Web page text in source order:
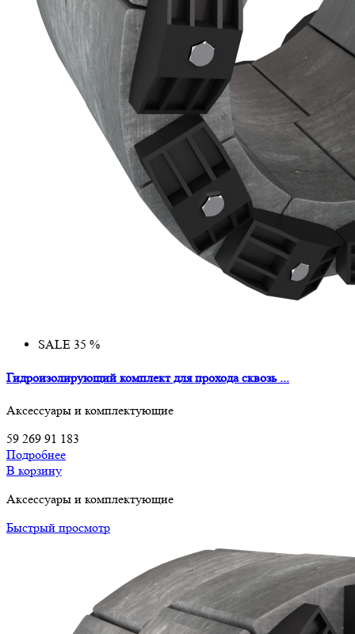
SALE 35 %
Гидроизолирующий комплект для прохода сквозь ...
Аксессуары и комплектующие
59 269 91 183
Подробнее
В корзину
Аксессуары и комплектующие
Быстрый просмотр